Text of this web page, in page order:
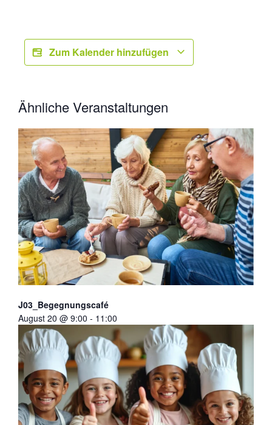
Zum Kalender hinzufügen
Ähnliche Veranstaltungen
J03_Begegnungscafé
August 20 @ 9:00 - 11:00